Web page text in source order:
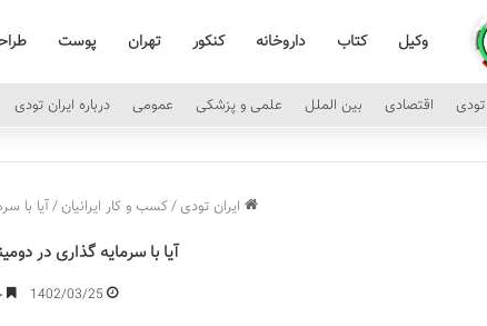
وکیل کتاب داروخانه کنکور تهران پوست
تودی اقتصادی بین الملل علمی و پزشکی عمومی درباره ایران تودی
ایران تودی /کسب و کار ایرانیان /آیا با
آیا با سرمایه گذاری در
1402/03/25